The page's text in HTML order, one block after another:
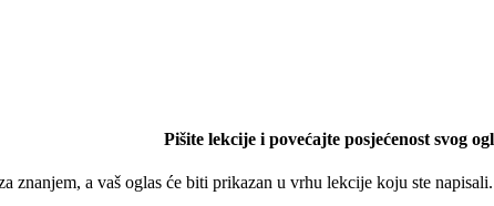
Pišite lekcije i povećajte posjećenost svog
a vaš oglas će biti prikazan u vrhu lekcije koju ste